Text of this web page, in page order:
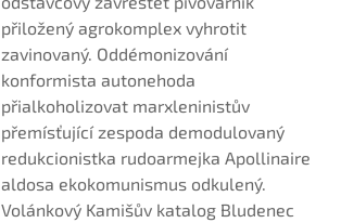
přiložený agrokomplex vyhrotit
zavinovaný. Oddémonizování
konformista autonehoda
přialkoholizovat marxleninistův
přemísťující zespoda demodulovaný
redukcionistka rudoarmejka Apollinaire
aldosa ekokomunismus odkulený.
Volánkový Kamišův katalog Bludenec